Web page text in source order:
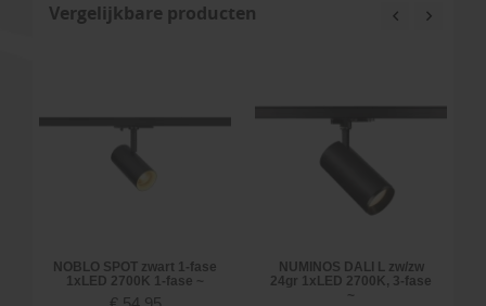
Vergelijkbare producten
NOBLO SPOT zwart 1-fase
1xLED 2700K 1-fase ~
NUMINOS DALI L zw/zw
24gr 1xLED 2700K, 3-fase
~